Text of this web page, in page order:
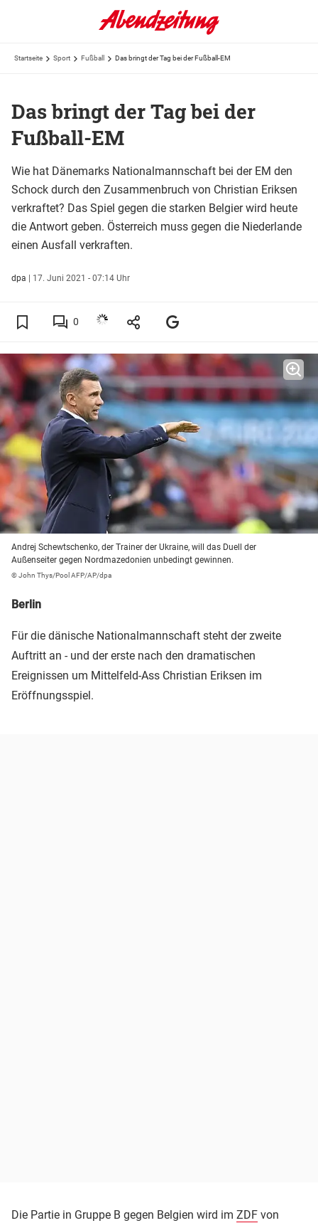
Startseite Sport Fußball Das bringt der Tag bei der Fußball-EM
Das bringt der Tag bei der
Fußball-EM
Wie hat Dänemarks Nationalmannschaft bei der EM den
Schock durch den Zusammenbruch von Christian Eriksen
verkraftet? Das Spiel gegen die starken Belgier wird heute
die Antwort geben. Österreich muss gegen die Niederlande
einen Ausfall verkraften.
dpa | 17. Juni 2021 - 07:14 Uhr
0
Andrej Schewtschenko, der Trainer der Ukraine, will das Duell der
Außenseiter gegen Nordmazedonien unbedingt gewinnen.
© John Thys/Pool AFP/AP/dpa
Berlin
Für die dänische Nationalmannschaft steht der zweite
Auftritt an - und der erste nach den dramatischen
Ereignissen um Mittelfeld-Ass Christian Eriksen im
Eröffnungsspiel.
Die Partie in Gruppe B gegen Belgien wird im ZDF von